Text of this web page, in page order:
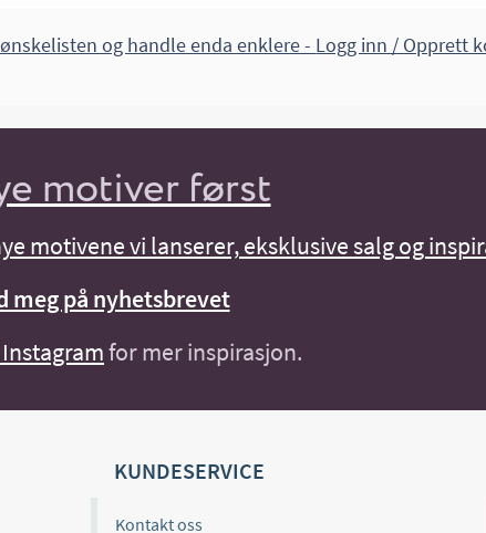
og handle enda enklere - Logg inn / Opprett
motiver først
motivene vi lanserer, eksklusive salg og
meg på nyhetsbrevet
for mer inspirasjon.
KUNDESERVICE
Kontakt oss